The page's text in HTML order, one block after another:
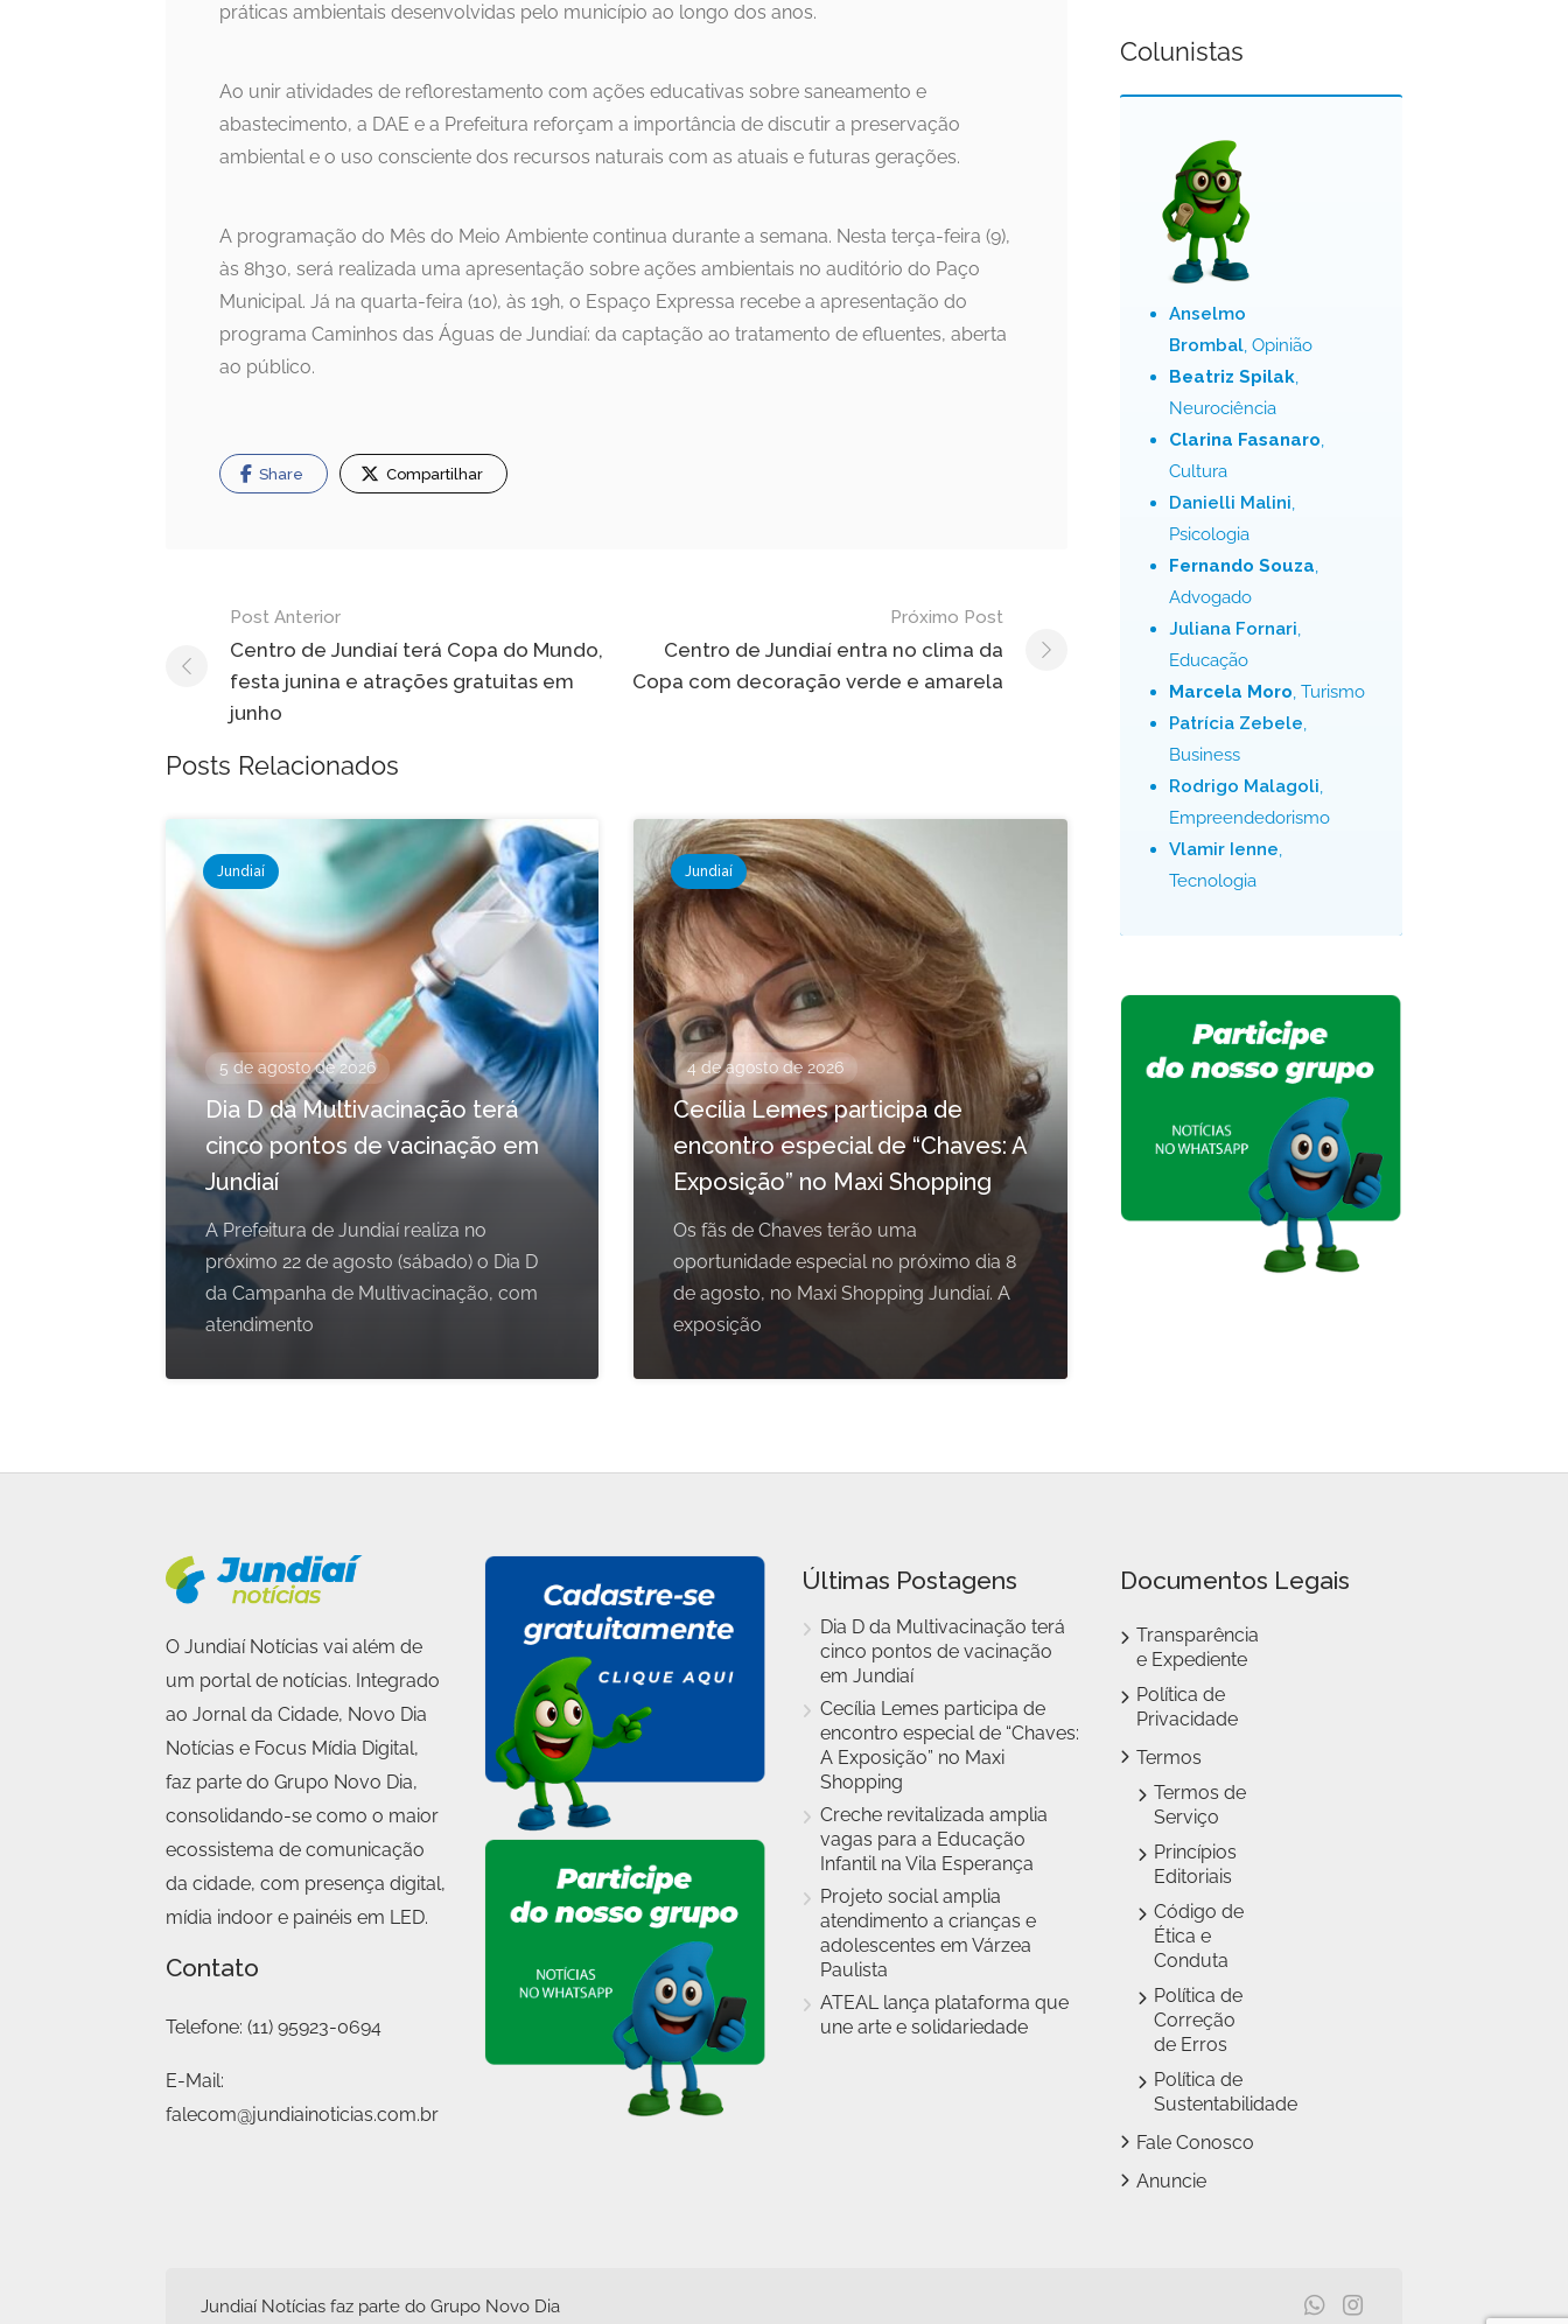
práticas ambientais desenvolvidas pelo município ao longo dos anos.
Ao unir atividades de reflorestamento com ações educativas sobre saneamento e
abastecimento, a DAE e a Prefeitura reforçam a importância de discutir a preservação
ambiental e o uso consciente dos recursos naturais com as atuais e futuras gerações.
A programação do Mês do Meio Ambiente continua durante a semana. Nesta terça-feira (9),
às 8h30, será realizada uma apresentação sobre ações ambientais no auditório do Paço
Municipal. Já na quarta-feira (10), às 19h, o Espaço Expressa recebe a apresentação do
programa Caminhos das Águas de Jundiaí: da captação ao tratamento de efluentes, aberta
ao público.
Share Compartilhar
Navegação
de
Post
Post Anterior
Centro de Jundiaí terá Copa do Mundo,
festa junina e atrações gratuitas em
junho
Próximo Post
Centro de Jundiaí entra no clima da
Copa com decoração verde e amarela
Posts Relacionados
Jundiaí
5 de agosto de 2026
Dia D da Multivacinação terá
cinco pontos de vacinação em
Jundiaí
A Prefeitura de Jundiaí realiza no
próximo 22 de agosto (sábado) o Dia D
da Campanha de Multivacinação, com
atendimento
Jundiaí
4 de agosto de 2026
Cecília Lemes participa de
encontro especial de “Chaves: A
Exposição” no Maxi Shopping
Os fãs de Chaves terão uma
oportunidade especial no próximo dia 8
de agosto, no Maxi Shopping Jundiaí. A
exposição
Colunistas
Anselmo
Brombal, Opinião
Beatriz Spilak,
Neurociência
Clarina Fasanaro,
Cultura
Danielli Malini,
Psicologia
Fernando Souza,
Advogado
Juliana Fornari,
Educação
Marcela Moro, Turismo
Patrícia Zebele,
Business
Rodrigo Malagoli,
Empreendedorismo
Vlamir Ienne,
Tecnologia
O Jundiaí Notícias vai além de
um portal de notícias. Integrado
ao Jornal da Cidade, Novo Dia
Notícias e Focus Mídia Digital,
faz parte do Grupo Novo Dia,
consolidando-se como o maior
ecossistema de comunicação
da cidade, com presença digital,
mídia indoor e painéis em LED.
Contato
Telefone: (11) 95923-0694
E-Mail:
falecom@jundiainoticias.com.br
Últimas Postagens
Dia D da Multivacinação terá
cinco pontos de vacinação
em Jundiaí
Cecília Lemes participa de
encontro especial de “Chaves:
A Exposição” no Maxi
Shopping
Creche revitalizada amplia
vagas para a Educação
Infantil na Vila Esperança
Projeto social amplia
atendimento a crianças e
adolescentes em Várzea
Paulista
ATEAL lança plataforma que
une arte e solidariedade
Documentos Legais
Transparência
e Expediente
Política de
Privacidade
Termos
Termos de
Serviço
Princípios
Editoriais
Código de
Ética e
Conduta
Política de
Correção
de Erros
Política de
Sustentabilidade
Fale Conosco
Anuncie
Jundiaí Notícias faz parte do Grupo Novo Dia